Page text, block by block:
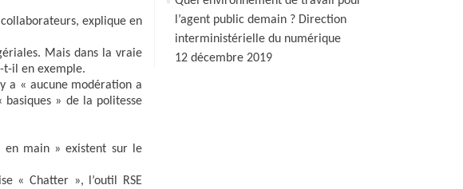
explique en
Mais dans la vraie
t-il en exemple.
a « aucune modération a
» de la politesse
en main » existent sur le
« Chatter », l’outil RSE
l’agent public demain ? Direction
interministérielle du numérique
12 décembre 2019